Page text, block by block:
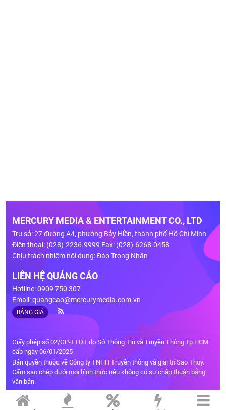
MERCURY MEDIA & ENTERTAINMENT CO., LTD
Trụ sở: 27 đường A4, phường Bảy Hiền, thành phố Hồ Chí Minh
Điện thoại: (028)-2236.9999 Fax: (028)-6268.0458
Chịu trách nhiệm nội dung: Đào Trọng Nhân
LIÊN HỆ QUẢNG CÁO
Hotline: 0909 750 307
Email:quangcao@mercurymedia.com.vn
BẢNG GIÁ
Giấy phép số 02/GP-TTĐT do Sở Thông Tin và Truyền Thông Tp.HCM
cấp ngày 06/01/2025
Bản quyền thuộc về Công ty TNHH Truyền thông và giải trí Sao Thủy.
Cấm sao chép dưới mọi hình thức nếu không có sự chấp thuận bằng
văn bản.